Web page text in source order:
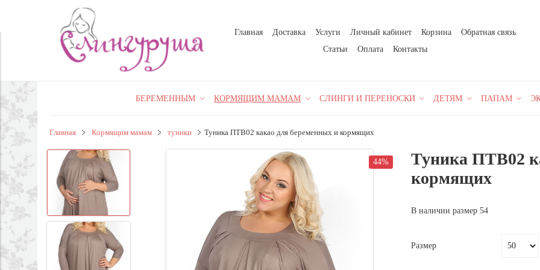
Главная Доставка Услуги Личный кабинет Корзина
Обратная связь
Статьи
Оплата Контакты
БЕРЕМЕННЫМ КОРМЯЩИМ МАМАМ СЛИНГИ И ПЕРЕНОСКИ ДЕТЯМ ПАПАМ
Главная Кормящим мамам туники Туника ПТВ02 какао для беременных и кормящих
44%
Туника ПТВ02
кормящих
В наличии размер 54
Размер